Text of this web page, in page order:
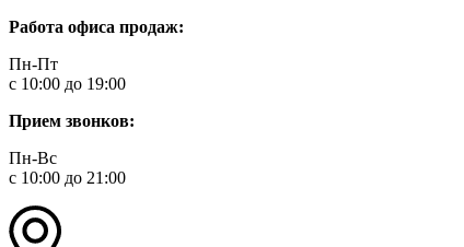
Работа офиса продаж:
Пн-Пт
с 10:00 до 19:00
Прием звонков:
Пн-Вс
с 10:00 до 21:00